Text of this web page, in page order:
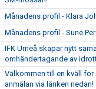
Månadens profil - Klara
Månadens profil - Sune
IFK Umeå skapar nytt
omhändertagande av
Välkommen till en kväll för
anmälan via länken nedan!